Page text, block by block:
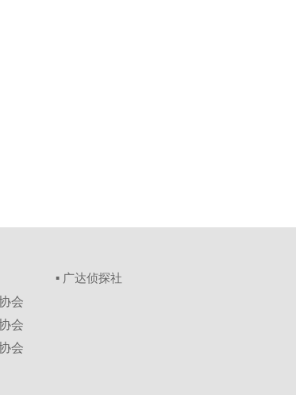
▪ 广达侦探社
会
会
会